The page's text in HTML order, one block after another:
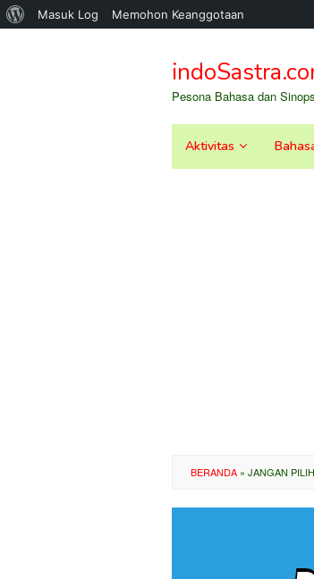
Tentang
Masuk Log Memohon Keanggotaan
konten
Pesona Bahasa dan
Aktivitas
BERANDA » JANGAN